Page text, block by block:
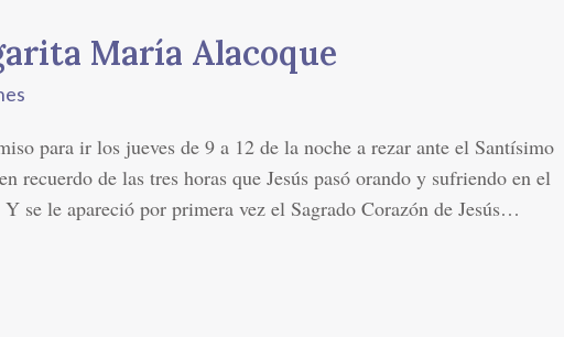
María Alacoque
para ir los jueves de 9 a 12 de la noche a rezar ante el Santísimo
recuerdo de las tres horas que Jesús pasó orando y sufriendo en el
se le apareció por primera vez el Sagrado Corazón de Jesús…